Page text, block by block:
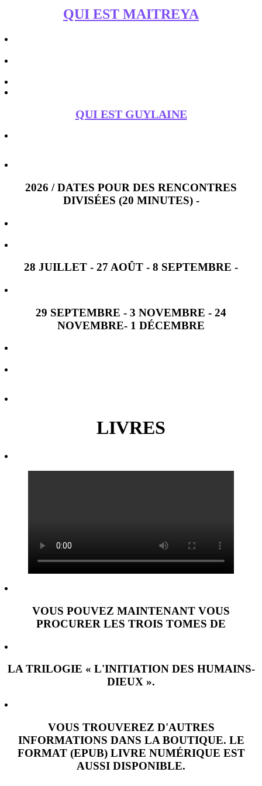
QUI EST MAITREYA
QUI EST GUYLAINE
2026 / DATES POUR DES RENCONTRES
DIVISÉES (20 MINUTES) -
28 JUILLET - 27 AOÛT - 8 SEPTEMBRE -
29 SEPTEMBRE - 3 NOVEMBRE - 24
NOVEMBRE- 1 DÉCEMBRE
LIVRES
VOUS POUVEZ MAINTENANT VOUS
PROCURER LES TROIS TOMES DE
LA TRILOGIE « L'INITIATION DES HUMAINS-
DIEUX ».
VOUS TROUVEREZ D'AUTRES
INFORMATIONS DANS LA BOUTIQUE. LE
FORMAT (EPUB) LIVRE NUMÉRIQUE EST
AUSSI DISPONIBLE.